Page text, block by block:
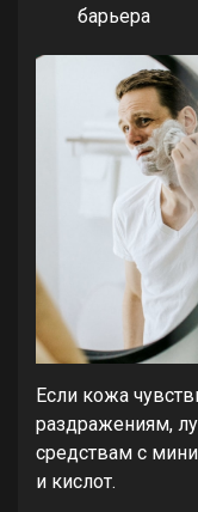
барьера
Если кожа
раздражениям,
средствам с
и кислот.